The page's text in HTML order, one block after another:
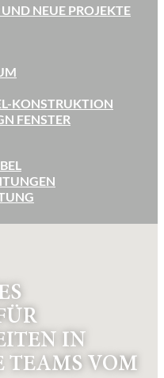
NEUE PROJEKTE
KONSTRUKTION
FENSTER
IN
TEAMS VOM